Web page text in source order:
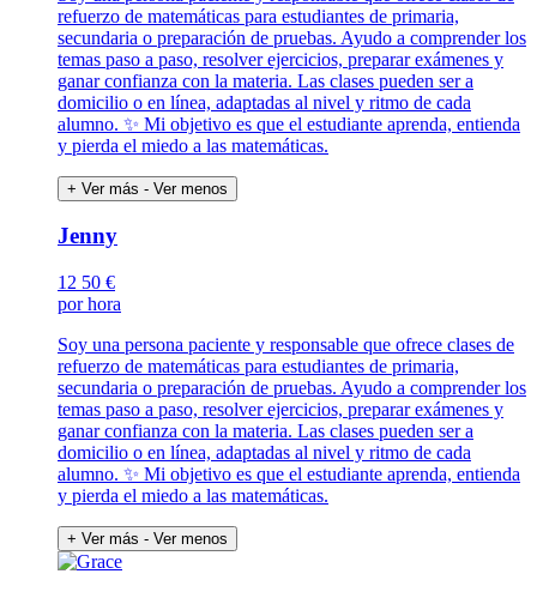
refuerzo de matemáticas para estudiantes de primaria,
secundaria o preparación de pruebas. Ayudo a comprender los
temas paso a paso, resolver ejercicios, preparar exámenes y
ganar confianza con la materia. Las clases pueden ser a
domicilio o en línea, adaptadas al nivel y ritmo de cada
alumno. ✨ Mi objetivo es que el estudiante aprenda, entienda
y pierda el miedo a las matemáticas.
+ Ver más - Ver menos
Jenny
12 50 €
por hora
Soy una persona paciente y responsable que ofrece clases de
refuerzo de matemáticas para estudiantes de primaria,
secundaria o preparación de pruebas. Ayudo a comprender los
temas paso a paso, resolver ejercicios, preparar exámenes y
ganar confianza con la materia. Las clases pueden ser a
domicilio o en línea, adaptadas al nivel y ritmo de cada
alumno. ✨ Mi objetivo es que el estudiante aprenda, entienda
y pierda el miedo a las matemáticas.
+ Ver más - Ver menos